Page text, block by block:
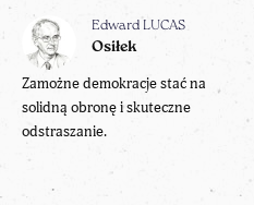
Edward LUCAS
Osiłek
Zamożne demokracje stać na
solidną obronę i skuteczne
odstraszanie.